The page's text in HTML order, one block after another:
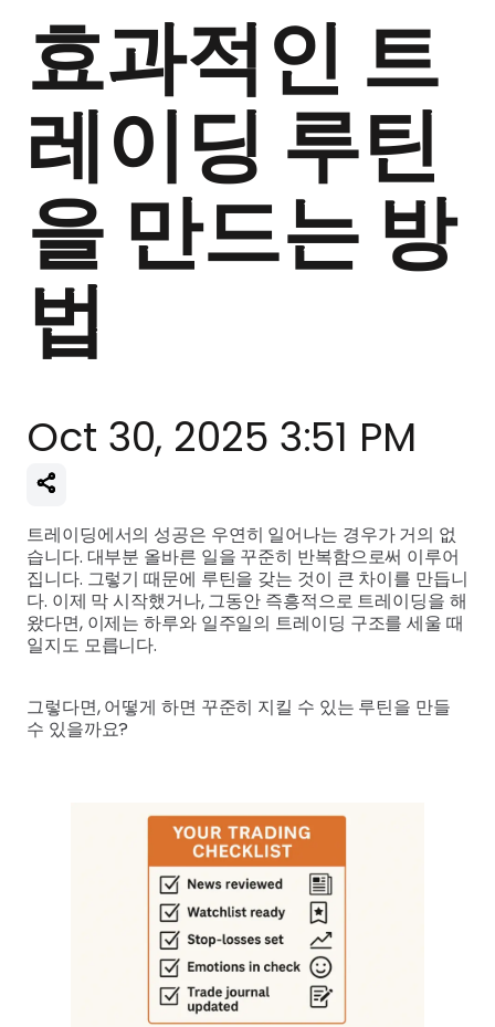
효과적인 트
레이딩 루틴
을 만드는 방
법
Oct 30, 2025 3:51 PM
트레이딩에서의 성공은 우연히 일어나는 경우가 거의 없
습니다. 대부분 올바른 일을 꾸준히 반복함으로써 이루어
집니다. 그렇기 때문에 루틴을 갖는 것이 큰 차이를 만듭니
다. 이제 막 시작했거나, 그동안 즉흥적으로 트레이딩을 해
왔다면, 이제는 하루와 일주일의 트레이딩 구조를 세울 때
일지도 모릅니다.
그렇다면, 어떻게 하면 꾸준히 지킬 수 있는 루틴을 만들
수 있을까요?